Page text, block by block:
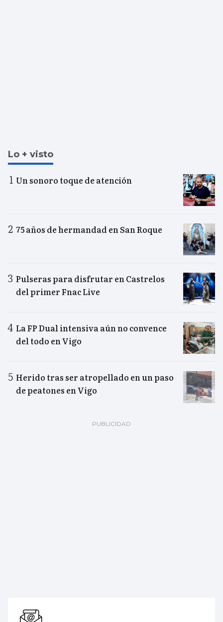
Lo + visto
Un sonoro toque de atención
75 años de hermandad en San Roque
Pulseras para disfrutar en Castrelos
del primer Fnac Live
La FP Dual intensiva aún no convence
del todo en Vigo
Herido tras ser atropellado en un paso
de peatones en Vigo